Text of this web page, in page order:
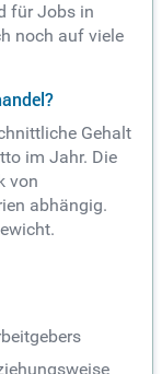
für Jobs in
noch auf viele
Gehalt
im Jahr. Die
von
abhängig.